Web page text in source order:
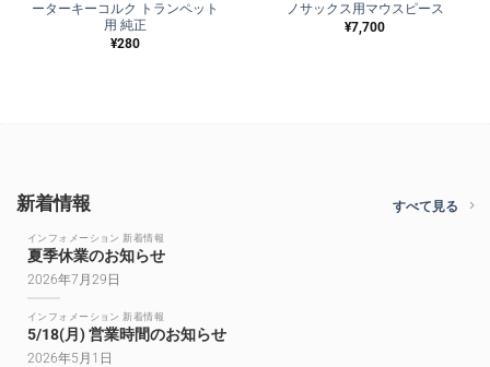
ーターキーコルク トランペット
用 純正
¥280
ノサックス用マウスピース
¥7,700
新着情報 すべて見る
インフォメーション 新着情報
夏季休業のお知らせ
2026年7月29日
インフォメーション 新着情報
5/18(月) 営業時間のお知らせ
2026年5月1日